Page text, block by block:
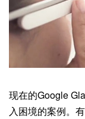
现在的Google
入困境的案例。